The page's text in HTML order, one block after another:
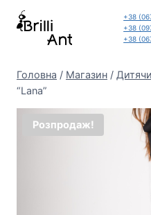
Перейти
+38
+38
+38
Головна / Магазин /
“Lana”
Розпродаж!